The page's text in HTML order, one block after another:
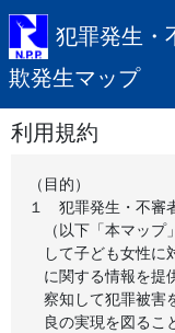
犯罪発生・
欺発生マップ
利用規約
（目的）
１
犯罪発生・不審
（以下「本マッ
して子ども女性に
に関する情報を提
察知して犯罪被害
良の実現を図るこ